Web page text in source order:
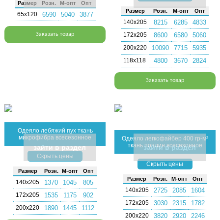
Раз­мер Розн. М-опт Опт
65х120 6590 5040 3877
Заказать товар
Раз­мер Розн. М-опт Опт
140х205 8215 6285 4833
172х205 8600 6580 5060
200х220 10090 7715 5935
118х118 4800 3670 2824
Заказать товар
Одеяло лебяжий пух ткань
микрофибра всесезонное
зайти в раздел
Скрыть цены
Раз­мер Розн. М-опт Опт
140х205 1370 1045 805
172х205 1535 1175 902
200х220 1890 1445 1112
Одеяло легкофайбер 400 гр-м²
ткань поплин всесезонное
зайти в раздел
Скрыть цены
Раз­мер Розн. М-опт Опт
140х205 2725 2085 1604
172х205 3030 2315 1782
200х220 3820 2920 2246